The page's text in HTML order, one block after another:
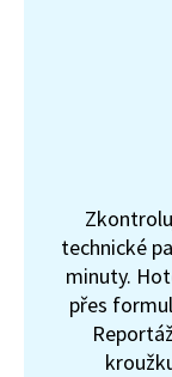
technické
minuty.
přes